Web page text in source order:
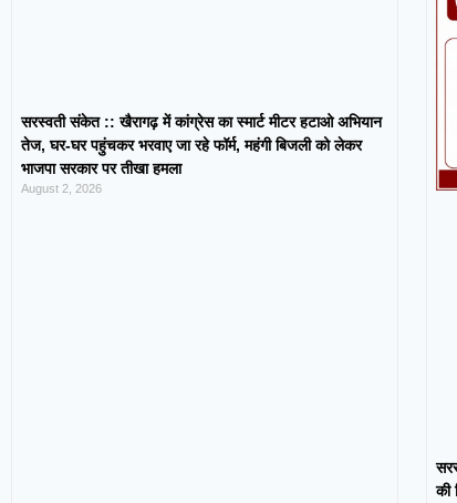
सरस्वती संकेत :: खैरागढ़ में कांग्रेस का स्मार्ट मीटर हटाओ अभियान
तेज, घर-घर पहुंचकर भरवाए जा रहे फॉर्म, महंगी बिजली को लेकर
भाजपा सरकार पर तीखा हमला
August 2, 2026
की